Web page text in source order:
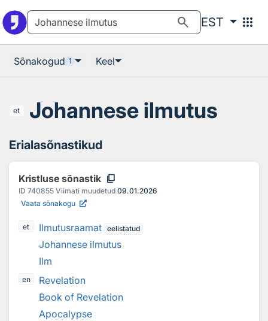
search EST apps
Sõnakogud 1 Keel
et Johannese ilmutus
Erialasõnastikud
Kristluse sõnastik content_copy
ID 740855 Viimati muudetud 09.01.2026
Vaata sõnakogu
et Ilmutusraamat eelistatud
Johannese ilmutus
Ilm
en
Revelation
Book of Revelation
Apocalypse